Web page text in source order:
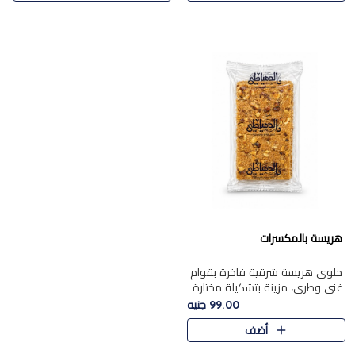
هريسة بالمكسرات
حلوى هريسة شرقية فاخرة بقوام
غني وطري، مزينة بتشكيلة مختارة
من المكسرات الفاخرة التي تضيف
قرمشة مميزة ونكهة غنية في كل
قطعة. تجمع بين المذاق..
99.00 جنيه
أضف